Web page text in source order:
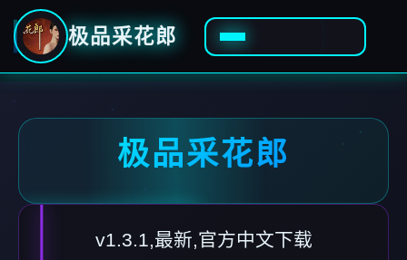
极品采花郎
极品采花郎
v1.3.1,最新,官方中文下载